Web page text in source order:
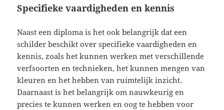
Specifieke vaardigheden en kennis
Naast een diploma is het ook belangrijk dat een
schilder beschikt over specifieke vaardigheden en
kennis, zoals het kunnen werken met verschillende
verfsoorten en technieken, het kunnen mengen van
kleuren en het hebben van ruimtelijk inzicht.
Daarnaast is het belangrijk om nauwkeurig en
precies te kunnen werken en oog te hebben voor